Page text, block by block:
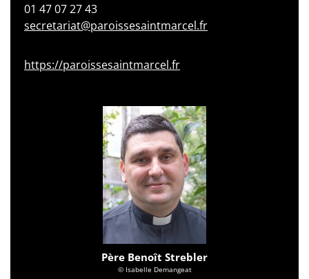
01 47 07 27 43
secretariat@paroissesaintmarcel.fr
https://paroissesaintmarcel.fr
Père Benoît Strebler
© Isabelle Demangeat